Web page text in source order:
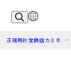
正規時計宝飾店カミネ